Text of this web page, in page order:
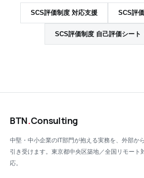
SCS評価制度 対応支援 SCS評
SCS評価制度 自己評価シート
BTN.Consulting
中堅・中小企業のIT部門が抱える実務を、外部から
引き受けます。東京都中央区築地／全国リモート
応。